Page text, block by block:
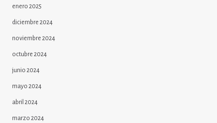
enero 2025
diciembre 2024
noviembre 2024
octubre 2024
junio 2024
mayo 2024
abril 2024
marzo 2024